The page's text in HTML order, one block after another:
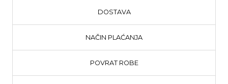
DOSTAVA
NAČIN PLAĆANJA
POVRAT ROBE